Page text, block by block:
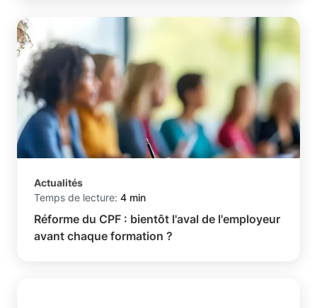
Actualités
Temps de lecture: 4 min
Réforme du CPF : bientôt l'aval de l'employeur
avant chaque formation ?